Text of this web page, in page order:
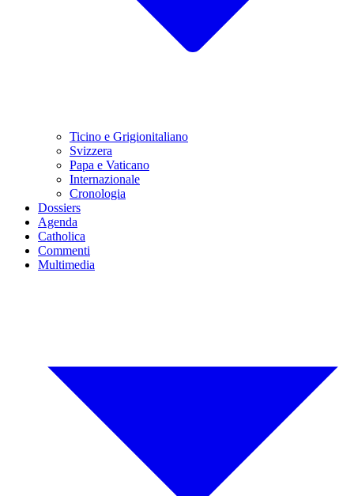
Ticino e Grigionitaliano
Svizzera
Papa e Vaticano
Internazionale
Cronologia
Dossiers
Agenda
Catholica
Commenti
Multimedia